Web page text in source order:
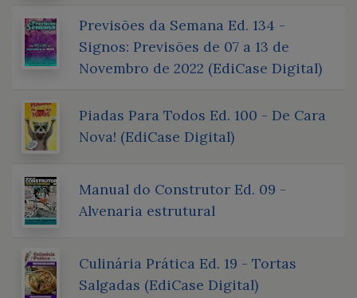
Previsões da Semana Ed. 134 -
Signos: Previsões de 07 a 13 de
Novembro de 2022 (EdiCase Digital)
Piadas Para Todos Ed. 100 - De Cara
Nova! (EdiCase Digital)
Manual do Construtor Ed. 09 -
Alvenaria estrutural
Culinária Prática Ed. 19 - Tortas
Salgadas (EdiCase Digital)